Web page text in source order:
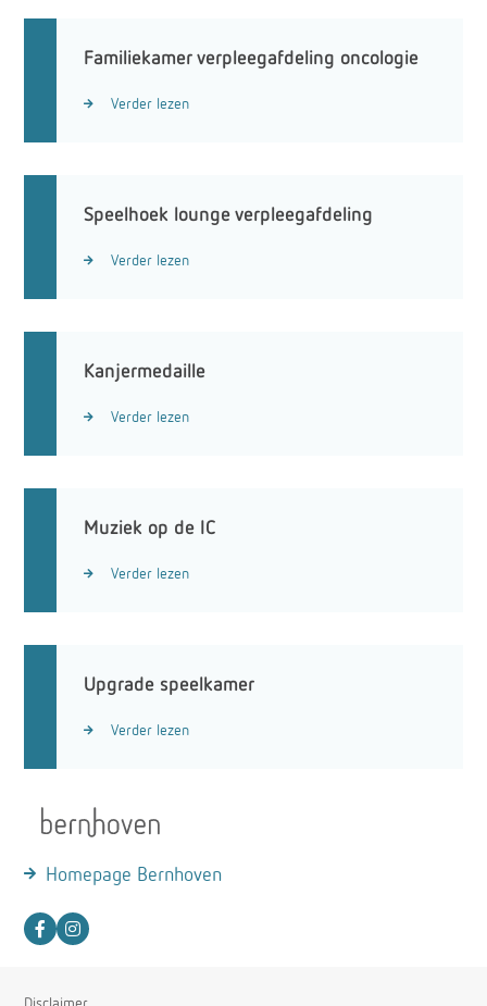
Familiekamer verpleegafdeling oncologie
Verder lezen
Speelhoek lounge verpleegafdeling
Verder lezen
Kanjermedaille
Verder lezen
Muziek op de IC
Verder lezen
Upgrade speelkamer
Verder lezen
Homepage Bernhoven